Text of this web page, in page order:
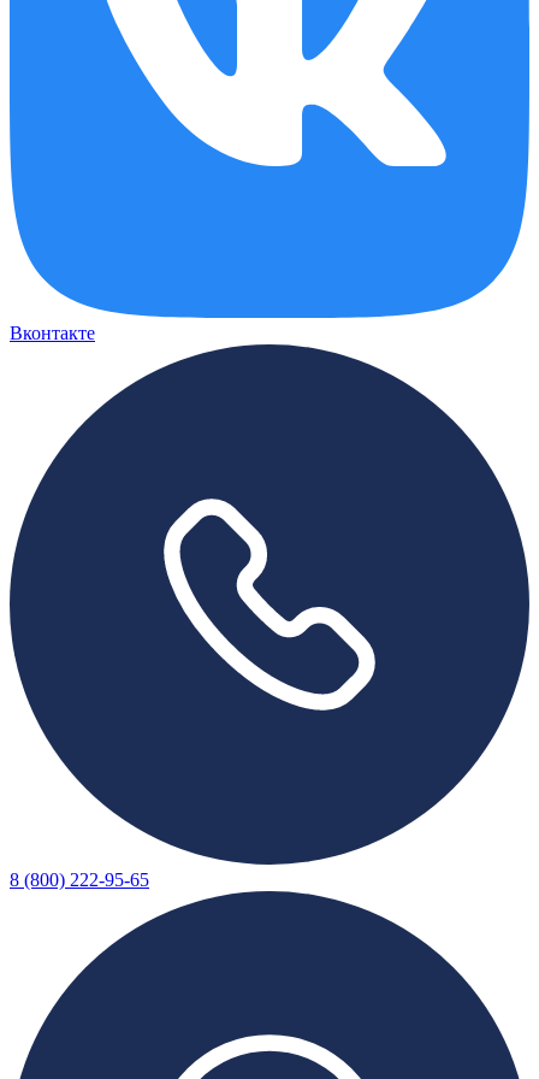
Вконтакте
8 (800) 222-95-65